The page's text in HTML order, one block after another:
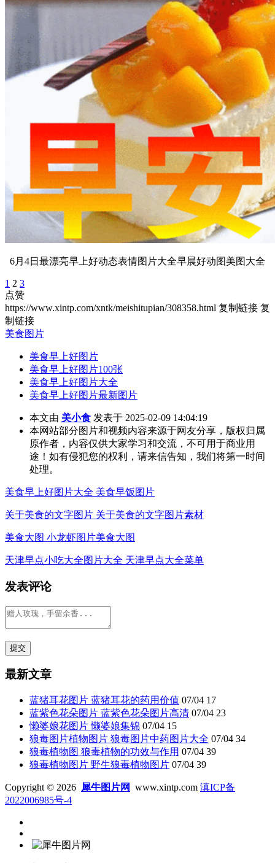
6月4日最漂亮早上好动态表情图片大全早晨好动图美图大全
1 2 3
点赞
https://www.xintp.com/xntk/meishitupian/308358.html 复制链接 复
制链接
美食图片
美食早上好图片
美食早上好图片100张
美食早上好图片大全
美食早上好图片最新图片
本文由 美小食 发表于 2025-02-09 14:04:19
本网站部分图片和视频内容来源于网友分享，版权归属
原作者，内容仅供大家学习和交流，不可用于商业用
途！如有侵犯您的权利，请来信告知，我们将第一时间
处理。
美食早上好图片大全 美食早饭图片
关于美食的文字图片 关于美食的文字图片素材
美食大图 小龙虾图片美食大图
天津早点小吃大全图片大全 天津早点大全菜单
发表评论
最新文章
蓝猪耳花图片 蓝猪耳花的药用价值 07/04 17
蓝紫色花朵图片 蓝紫色花朵图片高清 07/04 23
懒婆娘花图片 懒婆娘集锦 07/04 15
狼毒图片植物图片 狼毒图片中药图片大全 07/04 34
狼毒植物图 狼毒植物的功效与作用 07/04 39
狼毒植物图片 野生狼毒植物图片 07/04 39
Copyright © 2026 犀牛图片网 www.xintp.com 滇ICP备
2022006985号-4